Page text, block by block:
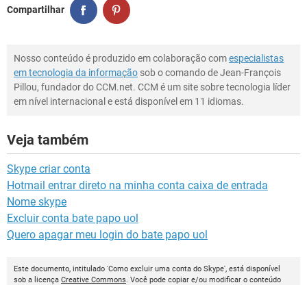
Compartilhar
Nosso conteúdo é produzido em colaboração comespecialistas
em tecnologia da informação sob o comando de Jean-François
Pillou, fundador do CCM.net. CCM é um site sobre tecnologia líder
em nível internacional e está disponível em 11 idiomas.
Veja também
Skype criar conta
Hotmail entrar direto na minha conta caixa de entrada
Nome skype
Excluir conta bate papo uol
Quero apagar meu login do bate papo uol
Este documento, intitulado 'Como excluir uma conta do Skype', está disponível
sob a licença Creative Commons. Você pode copiar e/ou modificar o conteúdo